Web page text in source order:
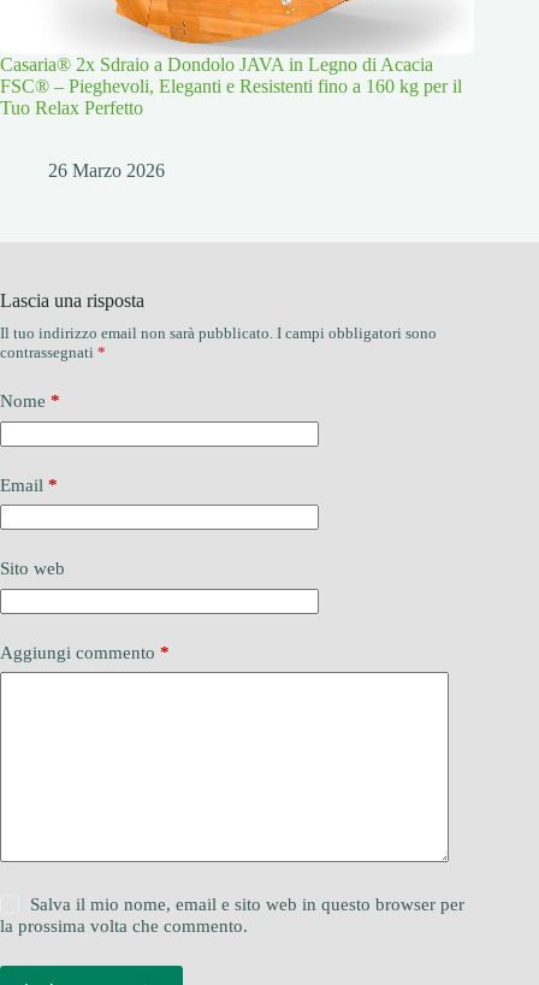
Casaria® 2x Sdraio a Dondolo JAVA in Legno di Acacia
FSC® – Pieghevoli, Eleganti e Resistenti fino a 160 kg per il
Tuo Relax Perfetto
26 Marzo 2026
Lascia una risposta
Il tuo indirizzo email non sarà pubblicato. I campi obbligatori sono
contrassegnati *
Nome *
Email *
Sito web
Aggiungi commento *
Salva il mio nome, email e sito web in questo browser per
la prossima volta che commento.